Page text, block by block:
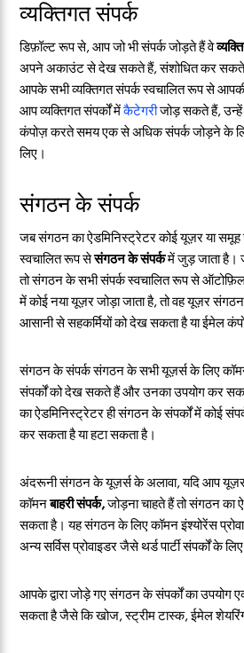
व्यक्तिगत संपर्क
डिफ़ॉल्ट रूप से, आप जो भी संपर्क जोड़ते हैं वे
अपने अकाउंट से देख सकते हैं, संशोधित कर सकते हैं
आपके सभी व्यक्तिगत संपर्क स्वचालित रूप से
आप व्यक्तिगत संपर्कों मेंकैटेगरीजोड़ सकते हैं,
कंपोज़ करते समय एक से अधिक संपर्क जोड़ने के
लिए।
संगठन के संपर्क
जब संगठन का ऐडमिनिस्ट्रेटर कोई यूज़र या समूह
स्वचालित रूप सेसंगठन के संपर्कमें जुड़ जाता है।
तो संगठन के सभी संपर्क स्वचालित रूप से
में कोई नया यूज़र जोड़ा जाता है, तो वह यूज़र
आसानी से सहकर्मियों को देख सकता है या ईमेल
संगठन के संपर्क संगठन के सभी यूज़र्स के लिए
संपर्कों को देख सकते हैं और उनका उपयोग कर
का ऐडमिनिस्ट्रेटर ही संगठन के संपर्कों में कोई
कर सकता है या हटा सकता है।
अंदरूनी संगठन के यूज़र्स के अलावा, यदि आप
कॉमनबाहरी संपर्क,जोड़ना चाहते हैं तो संगठन का
सकता है। यह संगठन के लिए कॉमन इंश्योरेंस
अन्य सर्विस प्रोवाइडर जैसे थर्ड पार्टी संपर्कों के लिए
आपके द्वारा जोड़े गए संगठन के संपर्कों का उपयोग
सकता है जैसे कि खोज, स्ट्रीम टास्क, ईमेल